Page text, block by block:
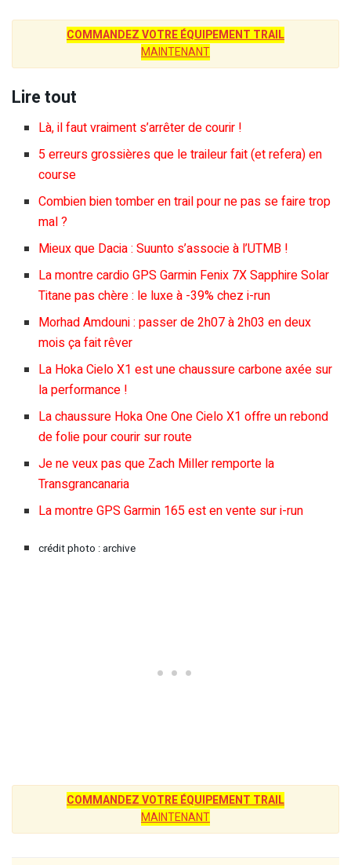
COMMANDEZ VOTRE ÉQUIPEMENT TRAIL
MAINTENANT
Lire tout
Là, il faut vraiment s’arrêter de courir !
5 erreurs grossières que le traileur fait (et refera) en
course
Combien bien tomber en trail pour ne pas se faire trop
mal ?
Mieux que Dacia : Suunto s’associe à l’UTMB !
La montre cardio GPS Garmin Fenix 7X Sapphire Solar
Titane pas chère : le luxe à -39% chez i-run
Morhad Amdouni : passer de 2h07 à 2h03 en deux
mois ça fait rêver
La Hoka Cielo X1 est une chaussure carbone axée sur
la performance !
La chaussure Hoka One One Cielo X1 offre un rebond
de folie pour courir sur route
Je ne veux pas que Zach Miller remporte la
Transgrancanaria
La montre GPS Garmin 165 est en vente sur i-run
crédit photo : archive
COMMANDEZ VOTRE ÉQUIPEMENT TRAIL
MAINTENANT